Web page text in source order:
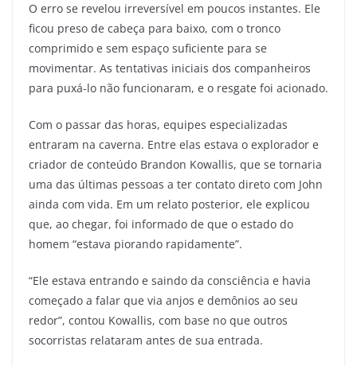
O erro se revelou irreversível em poucos instantes. Ele
ficou preso de cabeça para baixo, com o tronco
comprimido e sem espaço suficiente para se
movimentar. As tentativas iniciais dos companheiros
para puxá-lo não funcionaram, e o resgate foi acionado.
Com o passar das horas, equipes especializadas
entraram na caverna. Entre elas estava o explorador e
criador de conteúdo Brandon Kowallis, que se tornaria
uma das últimas pessoas a ter contato direto com John
ainda com vida. Em um relato posterior, ele explicou
que, ao chegar, foi informado de que o estado do
homem “estava piorando rapidamente”.
“Ele estava entrando e saindo da consciência e havia
começado a falar que via anjos e demônios ao seu
redor”, contou Kowallis, com base no que outros
socorristas relataram antes de sua entrada.